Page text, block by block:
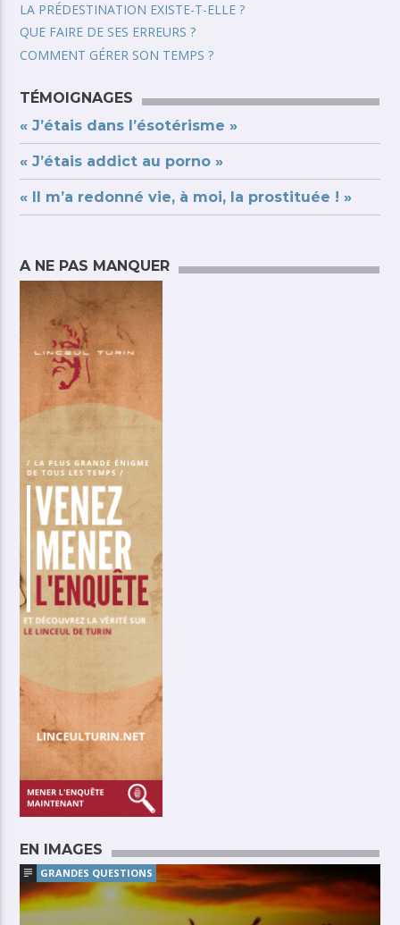
LA PRÉDESTINATION EXISTE-T-ELLE ?
QUE FAIRE DE SES ERREURS ?
COMMENT GÉRER SON TEMPS ?
TÉMOIGNAGES
« J’étais dans l’ésotérisme »
« J’étais addict au porno »
« Il m’a redonné vie, à moi, la prostituée ! »
A NE PAS MANQUER
EN IMAGES
GRANDES QUESTIONS